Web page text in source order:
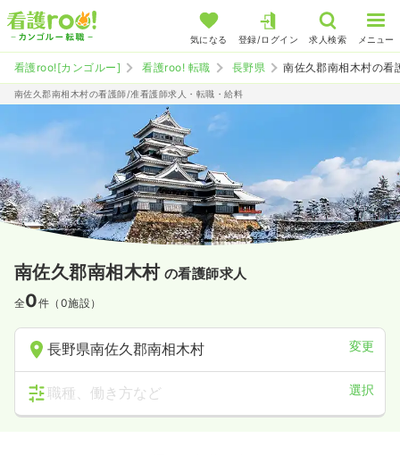
気になる 登録/ログイン 求人検索 メニュー
看護roo![カンゴルー] 看護roo! 転職 長野県 南佐久郡南相木村の看
南佐久郡南相木村の看護師/准看護師求人・転職・給料
南佐久郡南相木村 の看護師求人
全0件（0施設）
長野県南佐久郡南相木村 変更
職種、働き方など 選択